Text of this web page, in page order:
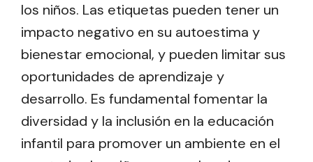
los niños. Las etiquetas pueden tener un
impacto negativo en su autoestima y
bienestar emocional, y pueden limitar sus
oportunidades de aprendizaje y
desarrollo. Es fundamental fomentar la
diversidad y la inclusión en la educación
infantil para promover un ambiente en el